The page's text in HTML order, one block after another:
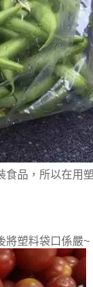
品，所以在用
將塑料袋口係嚴~